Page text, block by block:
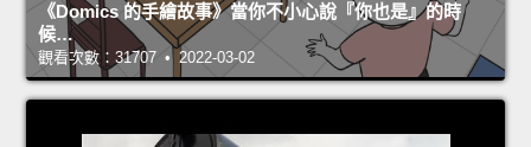
《Domics 的手繪故事》當你不小心說『你也是』的時
候…
觀看次數：31707 • 2022-03-02